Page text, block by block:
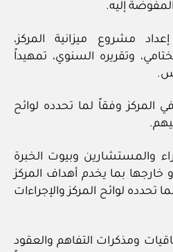
إليه.
مشروع ميزانية المركز،
وتقريره السنوي، تمهيداً
المركز وفقاً لما تحدده لوائح
والمستشارين وبيوت الخبرة
خارجها بما يخدم أهداف المركز
تحدده لوائح المركز والإجراءات
ومذكرات التفاهم والعقود